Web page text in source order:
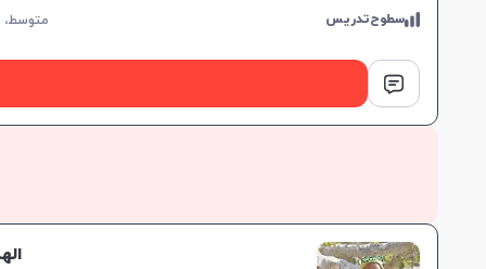
سطوح‌تدریس متوسط،